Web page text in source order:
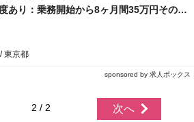
あり：乗務開始から8ヶ月間35万円その後
与保証を支給！※未経験者対象社宅（単
（入居から12カ月）退職金制度あり！女
す。女性特集記事 → 会社の特徴をチェッ
東京都
sponsored by 求人ボックス
2 / 2 次へ